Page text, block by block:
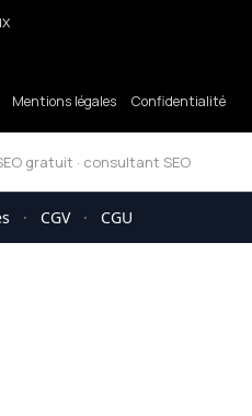
Mentions légales Confidentialité
gratuit · consultant SEO
· CGV · CGU